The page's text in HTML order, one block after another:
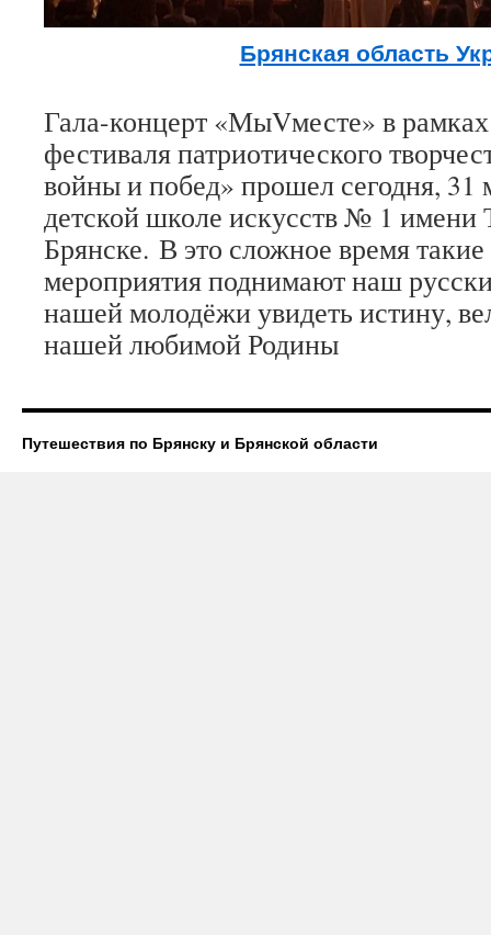
Брянская область
Гала-концерт «МыVместе» в
фестиваля патриотического
войны и побед» прошел сегодня, 31
детской школе искусств № 1
Брянске. В это сложное время
мероприятия поднимают наш
нашей молодёжи увидеть истину,
нашей любимой Родины
Путешествия по Брянску и Брянской области